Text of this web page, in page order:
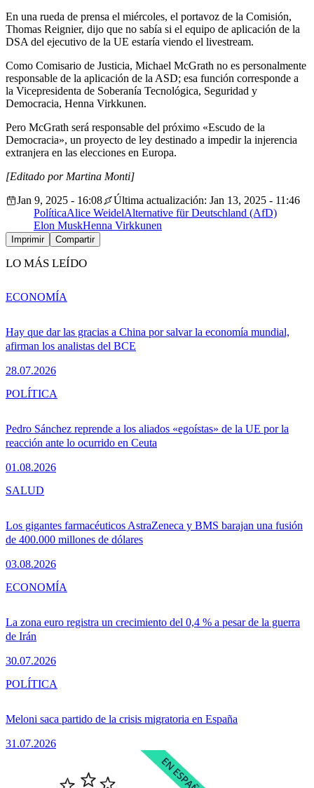
En una rueda de prensa el miércoles, el portavoz de la Comisión,
Thomas Reignier, dijo que no sabía si el equipo de aplicación de la
DSA del ejecutivo de la UE estaría viendo el livestream.
Como Comisario de Justicia, Michael McGrath no es personalmente
responsable de la aplicación de la ASD; esa función corresponde a
la Vicepresidenta de Soberanía Tecnológica, Seguridad y
Democracia, Henna Virkkunen.
Pero McGrath será responsable del próximo «Escudo de la
Democracia», un proyecto de ley destinado a impedir la injerencia
extranjera en las elecciones en Europa.
[Editado por Martina Monti]
Jan 9, 2025 - 16:08
Última actualización: Jan 13, 2025 - 11:46
PolíticaAlice WeidelAlternative für Deutschland (AfD)
Elon MuskHenna Virkkunen
Imprimir Compartir
LO MÁS LEÍDO
Hay que dar las gracias a China por salvar la economía mundial,
afirman los analistas del BCE
28.07.2026
ECONOMÍA
Pedro Sánchez reprende a los aliados «egoístas» de la UE por la
reacción ante lo ocurrido en Ceuta
01.08.2026
POLÍTICA
Los gigantes farmacéuticos AstraZeneca y BMS barajan una fusión
de 400.000 millones de dólares
03.08.2026
SALUD
La zona euro registra un crecimiento del 0,4 % a pesar de la guerra
de Irán
30.07.2026
ECONOMÍA
Meloni saca partido de la crisis migratoria en España
31.07.2026
POLÍTICA